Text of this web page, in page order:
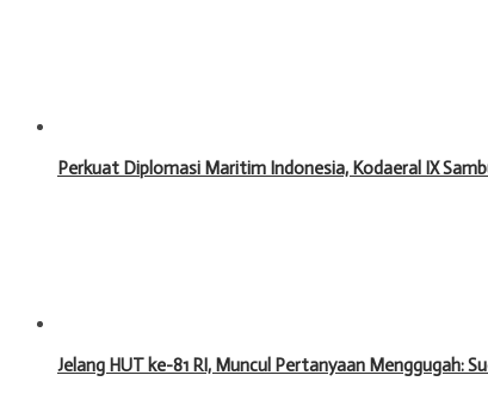
Perkuat Diplomasi Maritim Indonesia, Kodaeral IX
Jelang HUT ke-81 RI, Muncul Pertanyaan Menggugah: